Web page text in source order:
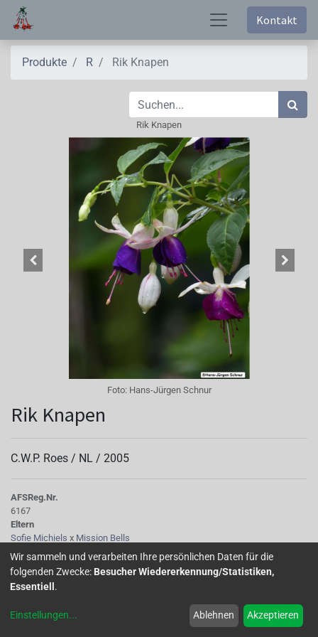
Kontakt
Produkte R Rik Knapen
Rik Knapen
Foto: Hans-Jürgen Schnur
Rik Knapen
C.W.P. Roes / NL / 2005
AFSReg.Nr.
6167
Eltern
Sofie Michiels x Mission Bells
Sepalen
hellrosa
Korolle/Petalen
lilia
einfach
Wir sammeln und verarbeiten Ihre persönlichen Daten für die
folgenden Zwecke: Besucher Wiedererkennung/Statistiken,
Essentiell .
Einstellungen... Ablehnen Akzeptieren